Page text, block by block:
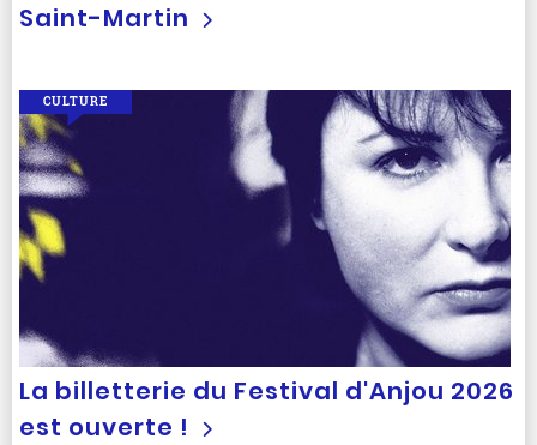
Saint-Martin
La billetterie du Festival d'Anjou 2026
est ouverte !
CULTURE